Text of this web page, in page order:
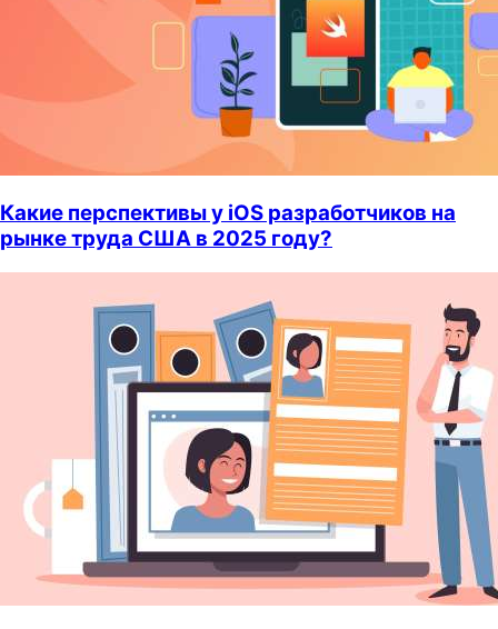
Какие перспективы у iOS разработчиков на
рынке труда США в 2025 году?